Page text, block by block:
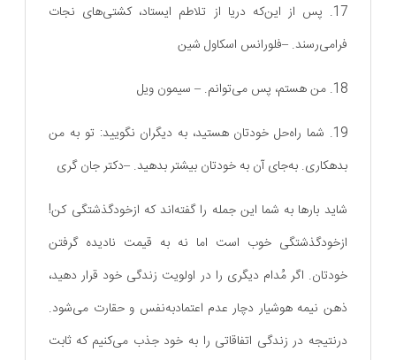
17. پس از این‌که دریا از تلاطم ایستاد، کشتی‌های نجات
فرامی‌رسند. –فلورانس اسکاول شین
18. من هستم، پس می‌توانم. – سیمون ویل
19. شما راه‌حل خودتان هستید، به دیگران نگویید: تو به من
بدهکاری. به‌جای آن به خودتان بیشتر بدهید. –دکتر جان گری
شاید بارها به شما این جمله را گفته‌اند که ازخودگذشتگی کن!
ازخودگذشتگی خوب است اما نه به قیمت نادیده گرفتن
خودتان. اگر مُدام دیگری را در اولویت زندگی خود قرار دهید،
ذهن نیمه هوشیار دچار عدم اعتمادبه‌نفس و حقارت می‌شود.
درنتیجه در زندگی اتفاقاتی را به خود جذب می‌کنیم که ثابت